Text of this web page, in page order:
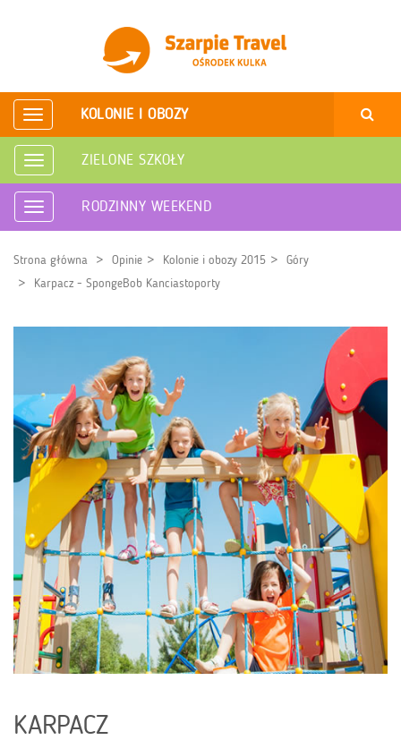
Rozwiń
nawigację
KOLONIE I OBOZY
Rozwiń
nawigację
ZIELONE SZKOŁY
Rozwiń
nawigację
RODZINNY WEEKEND
Strona główna Opinie Kolonie i obozy 2015
Góry
Karpacz - SpongeBob Kanciastoporty
KARPACZ